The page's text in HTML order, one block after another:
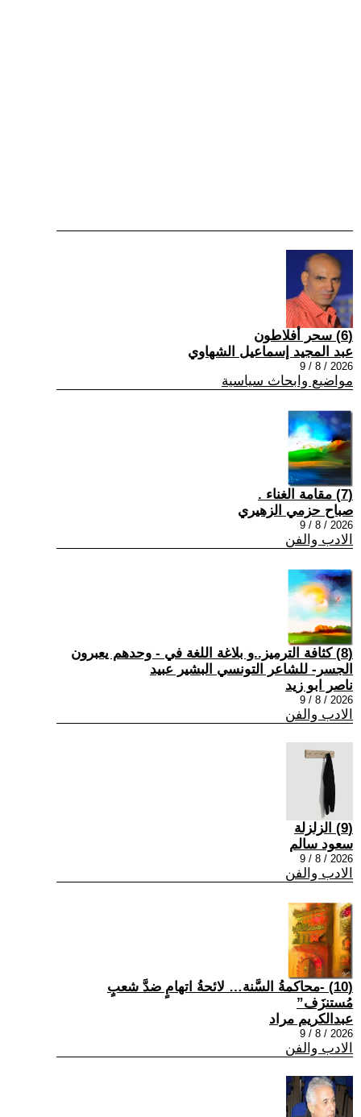
(6) سحر أفلاطون
عبد المجيد إسماعيل الشهاوي
2026 / 8 / 9
مواضيع وابحاث سياسية
(7) مقامة الغناء .
صباح حزمي الزهيري
2026 / 8 / 9
الادب والفن
(8) كثافة الترميز..و بلاغة اللغة في - وحدهم يعبرون
الجسر- للشاعر التونسي البشير عبيد
ناصر ابو زيد
2026 / 8 / 9
الادب والفن
(9) الزلزلة
سعود سالم
2026 / 8 / 9
الادب والفن
(10) -محاكمةُ السَّنة… لائحةُ اتهامٍ ضدَّ شعبٍ
مُستنزَف”
عبدالكريم مراد
2026 / 8 / 9
الادب والفن